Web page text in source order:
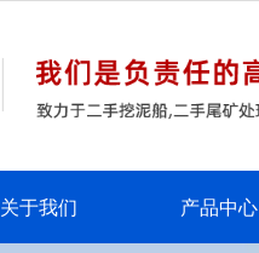
关于我们 产品中心